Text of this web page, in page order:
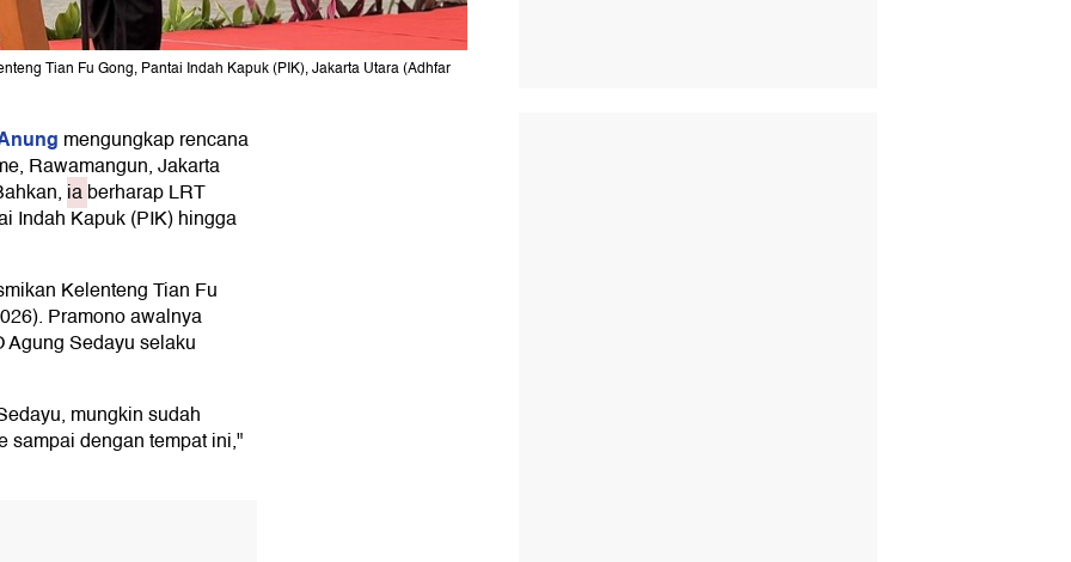
Tian Fu Gong, Pantai Indah Kapuk (PIK), Jakarta Utara (Adhfar
mengungkap rencana
Rawamangun, Jakarta
iaberharap LRT
Indah Kapuk (PIK) hingga
Kelenteng Tian Fu
Pramono awalnya
Sedayu selaku
mungkin sudah
sampai dengan tempat ini,"